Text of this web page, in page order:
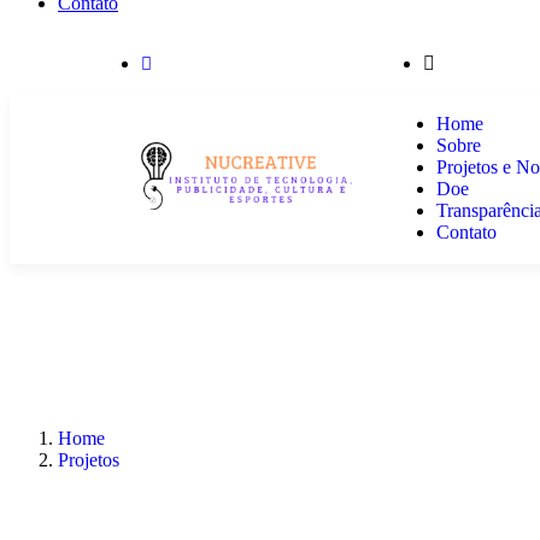
Home
Sobre
Projetos e
Doe
Transparência
Contato
Home
Projetos